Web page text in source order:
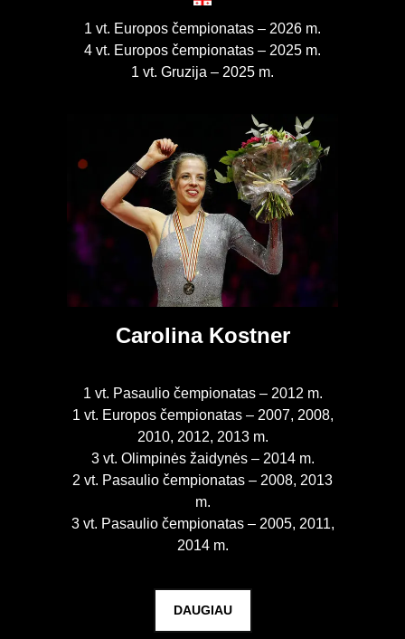
1 vt. Europos čempionatas – 2026 m.
4 vt. Europos čempionatas – 2025 m.
1 vt. Gruzija – 2025 m.
Carolina Kostner
1 vt. Pasaulio čempionatas – 2012 m.
1 vt. Europos čempionatas – 2007, 2008,
2010, 2012, 2013 m.
3 vt. Olimpinės žaidynės – 2014 m.
2 vt. Pasaulio čempionatas – 2008, 2013
m.
3 vt. Pasaulio čempionatas – 2005, 2011,
2014 m.
DAUGIAU